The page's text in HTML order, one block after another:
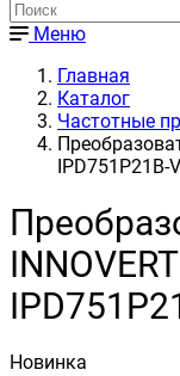
Меню
Главная
Каталог
Частотные
IPD751P21B-
Новинка